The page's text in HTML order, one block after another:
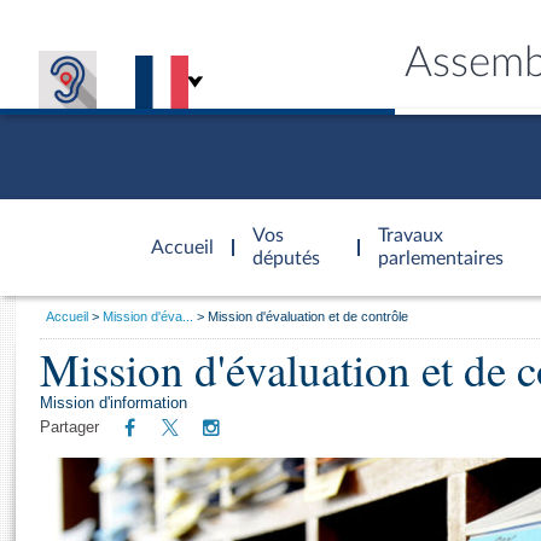
Accueil
d'accueil
Vos
députés
Travaux
parlementaires
Vous
:
Accueil Mission d'éva... Mission d'évaluation et de contrôle
Mission d'évaluation et de
Mission d'information
Partager